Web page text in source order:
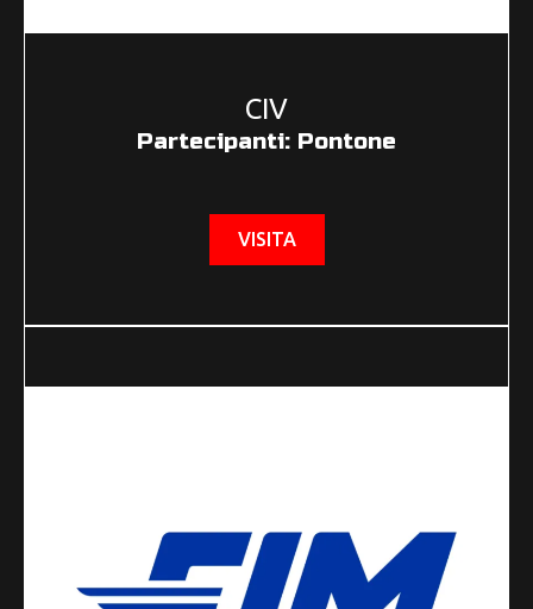
CIV
Partecipanti: Pontone
VISITA